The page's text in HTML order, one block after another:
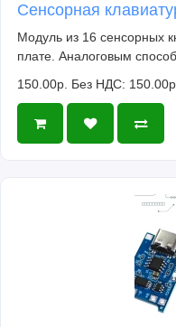
Сенсорная
Модуль из 16 сенсорных
плате. Аналоговым
150.00р. Без НДС: